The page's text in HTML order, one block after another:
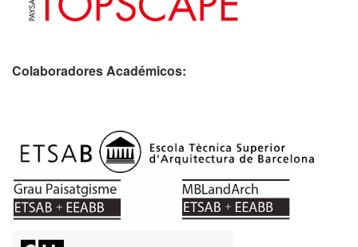
Colaboradores Académicos: